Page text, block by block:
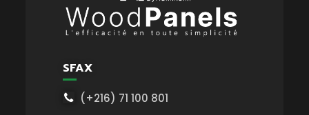
SFAX
(+216) 71 100 801